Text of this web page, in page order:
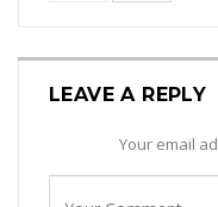
LEAVE A REPLY
Your email